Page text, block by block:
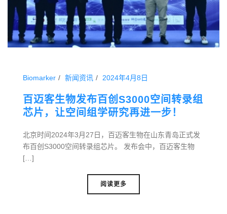
Biomarker 新闻资讯 2024年4月8日
百迈客生物发布百创S3000空间转录组
芯片，让空间组学研究再进一步！
北京时间2024年3月27日，百迈客生物在山东青岛正式发
布百创S3000空间转录组芯片。 发布会中，百迈客生物
[…]
阅读更多